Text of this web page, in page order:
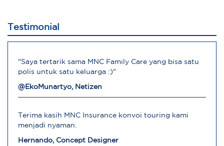
Testimonial
"Saya tertarik sama MNC Family Care yang bisa satu
polis untuk satu keluarga :)"
@EkoMunartyo, Netizen
Terima kasih MNC Insurance konvoi touring kami
menjadi nyaman.
Hernando, Concept Designer